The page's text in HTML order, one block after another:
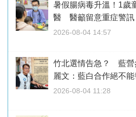
暑假腸病毒升溫！1歲
醫 醫籲留意重症警訊
2026-08-04 14:57
竹北選情告急？ 藍營
麗文：藍白合作絕不
2026-08-04 11:28